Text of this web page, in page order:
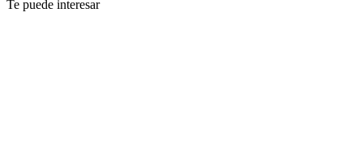
Te puede interesar